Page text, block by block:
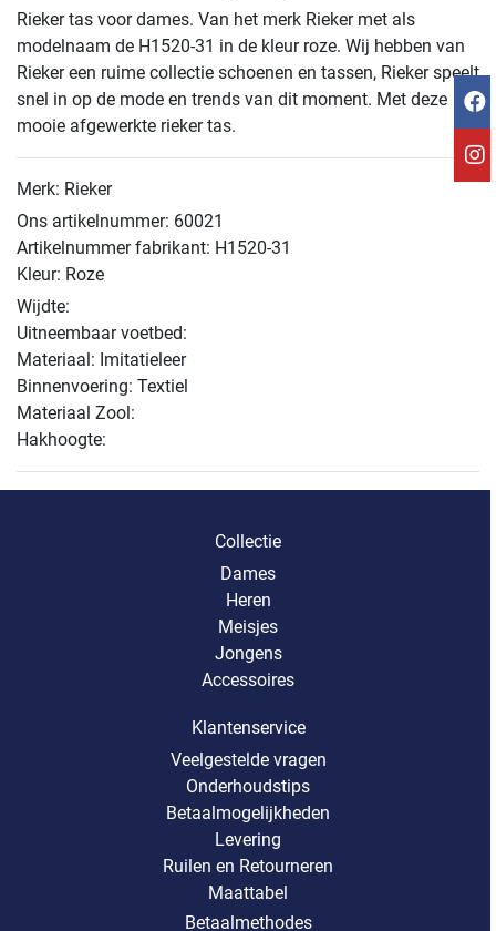
Rieker tas voor dames. Van het merk Rieker met als
modelnaam de H1520-31 in de kleur roze. Wij hebben van
Rieker een ruime collectie schoenen en tassen, Rieker speelt
snel in op de mode en trends van dit moment. Met deze
mooie afgewerkte rieker tas.
Merk: Rieker
Ons artikelnummer: 60021
Artikelnummer fabrikant: H1520-31
Kleur: Roze
Wijdte:
Uitneembaar voetbed:
Materiaal: Imitatieleer
Binnenvoering: Textiel
Materiaal Zool:
Hakhoogte:
Collectie
Dames
Heren
Meisjes
Jongens
Accessoires
Klantenservice
Veelgestelde vragen
Onderhoudstips
Betaalmogelijkheden
Levering
Ruilen en Retourneren
Maattabel
Betaalmethodes